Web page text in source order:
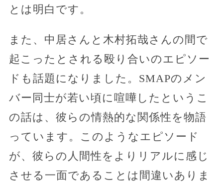
とは明白です。
また、中居さんと木村拓哉さんの間で
起こったとされる殴り合いのエピソー
ドも話題になりました。SMAPのメン
バー同士が若い頃に喧嘩したというこ
の話は、彼らの情熱的な関係性を物語
っています。このようなエピソード
が、彼らの人間性をよりリアルに感じ
させる一面であることは間違いありま